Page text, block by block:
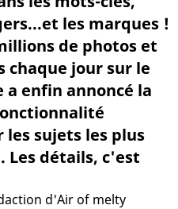
les marques !
de photos et
chaque jour sur le
a enfin annoncé la
sujets les plus
Les détails, c'est
d'Air of melty